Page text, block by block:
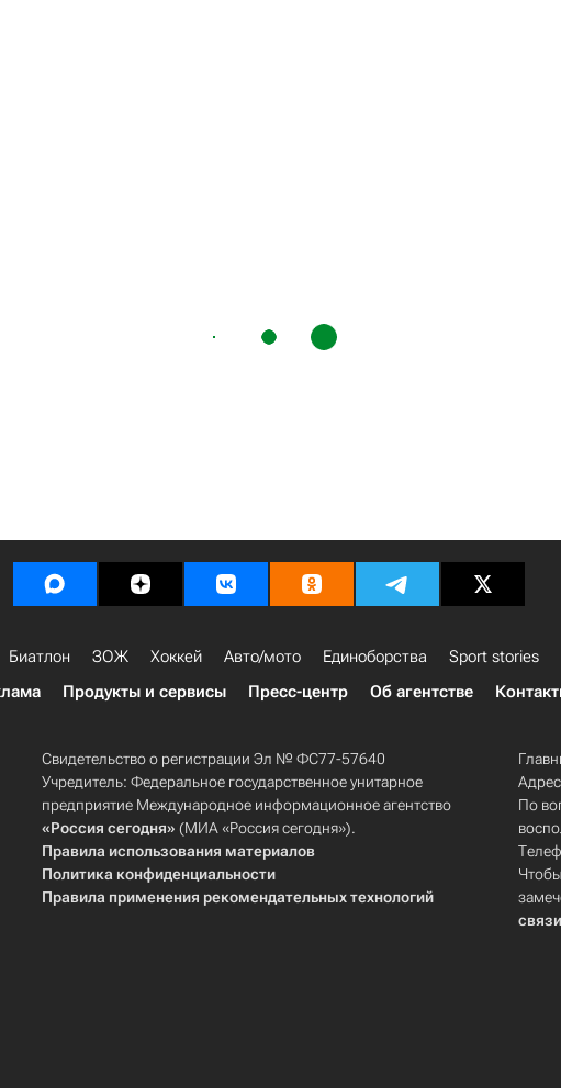
Биатлон ЗОЖ Хоккей Авто/мото Единоборства Sport stories
Продукты и сервисы Пресс-центр Об агентстве
Свидетельство о регистрации Эл № ФС77-57640
Учредитель: Федеральное государственное унитарное
предприятие Международное информационное агентство
«Россия сегодня» (МИА «Россия сегодня»).
Правила использования материалов
Политика конфиденциальности
Правила применения рекомендательных технологий
По
связи